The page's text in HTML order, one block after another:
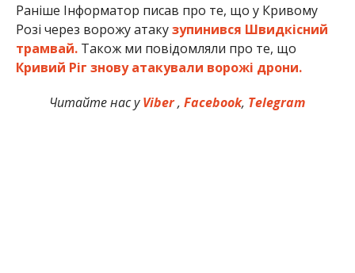
Раніше Інформатор писав про те, що у Кривому
Розі через ворожу атакузупинився Швидкісний
трамвай.Також ми повідомляли про те, що
Кривий Ріг знову атакували ворожі дрони.
Читайте нас уViber,Facebook, Telegram